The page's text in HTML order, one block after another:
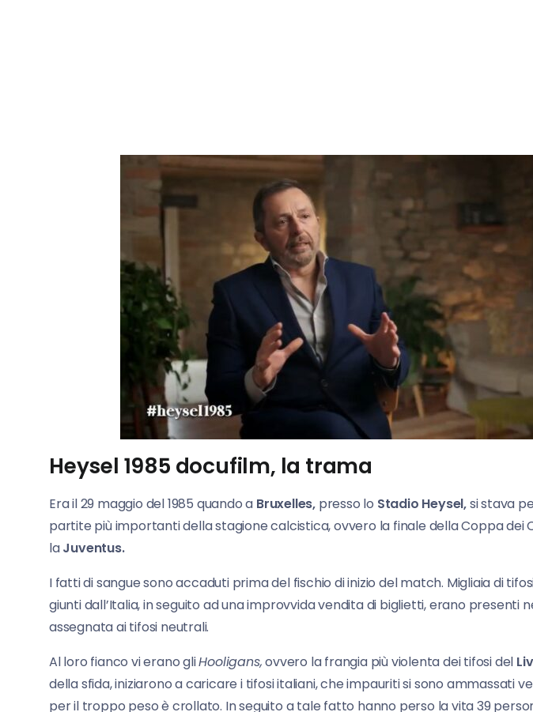
Heysel 1985 docufilm, la trama
Era il 29 maggio del 1985 quando a Bruxelles, presso lo Stadio Heysel,si stava
partite più importanti della stagione calcistica, ovvero la finale della Coppa dei
laJuventus.
I fatti di sangue sono accaduti prima del fischio di inizio del match. Migliaia di
giunti dall’Italia, in seguito ad una improvvida vendita di biglietti, erano presenti
assegnata ai tifosi neutrali.
Al loro fianco vi erano gliHooligans,ovvero la frangia più violenta dei tifosi del
della sfida, iniziarono a caricare i tifosi italiani, che impauriti si sono ammassati
per il troppo peso è crollato. In seguito a tale fatto hanno perso la vita 39